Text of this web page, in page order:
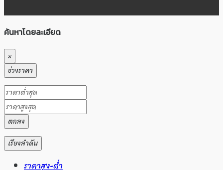
ค้นหาโดยละเอียด
×
ช่วงราคา
ตกลง
เรียงลำดับ
ราคาสูง-ต่ำ